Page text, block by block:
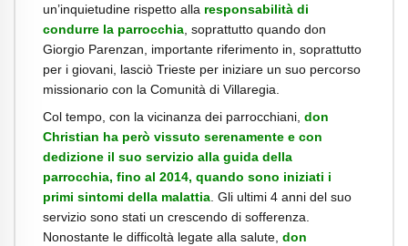
un’inquietudine rispetto alla responsabilità di
condurre la parrocchia , soprattutto quando don
Giorgio Parenzan, importante riferimento in, soprattutto
per i giovani, lasciò Trieste per iniziare un suo percorso
missionario con la Comunità di Villaregia.
Col tempo, con la vicinanza dei parrocchiani, don
Christian ha però vissuto serenamente e con
dedizione il suo servizio alla guida della
parrocchia, fino al 2014, quando sono iniziati i
primi sintomi della malattia. Gli ultimi 4 anni del suo
servizio sono stati un crescendo di sofferenza.
Nonostante le difficoltà legate alla salute, don